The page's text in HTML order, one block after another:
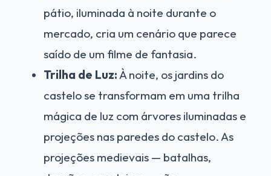
pátio, iluminada à noite durante o
mercado, cria um cenário que parece
saído de um filme de fantasia.
Trilha de Luz:À noite, os jardins do
castelo se transformam em uma trilha
mágica de luz com árvores iluminadas e
projeções nas paredes do castelo. As
projeções medievais — batalhas,